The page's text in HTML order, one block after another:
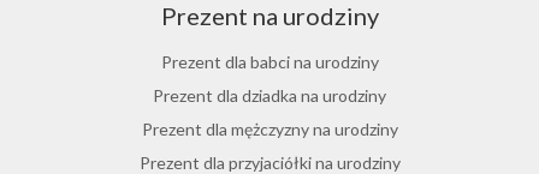
Herbata jaśminowa
Herbata jasminowa
Herbata rumiankowa
Koper włoski herbata
Herbata z goździkami
Prezent na urodziny
Prezent dla babci na urodziny
Prezent dla dziadka na urodziny
Prezent dla mężczyzny na urodziny
Prezent dla przyjaciółki na urodziny